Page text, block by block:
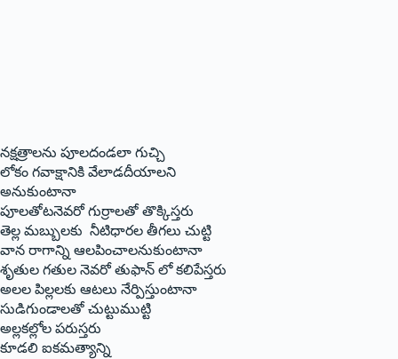
నక్షత్రాలను పూలదండలా గుచ్చి
లోకం గవాక్షానికి వేలాడదీయాలని
అనుకుంటానా
పూలతోటనెవరో గుర్రాలతో తొక్కిస్తరు
తెల్ల మబ్బులకు నీటిధారల తీగలు చుట్టి
వాన రాగాన్ని ఆలపించాలనుకుంటానా
శృతుల గతుల నెవరో తుఫాన్ లో కలిపేస్తరు
అలల పిల్లలకు ఆటలు నేర్పిస్తుంటానా
సుడిగుండాలతో చుట్టుముట్టి
అల్లకల్లోల పరుస్తరు
కూడలి ఐకమత్యాన్ని